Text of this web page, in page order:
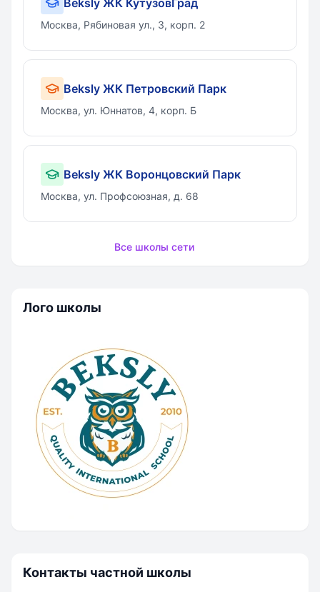
Beksly ЖК КутузовГрад
Москва, Рябиновая ул., 3, корп. 2
Beksly ЖК Петровский Парк
Москва, ул. Юннатов, 4, корп. Б
Beksly ЖК Воронцовский Парк
Москва, ул. Профсоюзная, д. 68
Все школы сети
Лого школы
Контакты частной школы